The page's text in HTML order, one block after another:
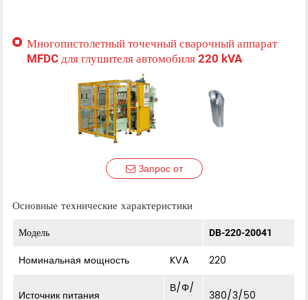
Многопистолетный точечный сварочный аппарат
MFDC для глушителя автомобиля 220 kVA
Запрос от
Основные технические характеристики
Модель DB-220-20041
Номинальная мощность KVA 220
Источник питания
В/Φ/
380/3/50